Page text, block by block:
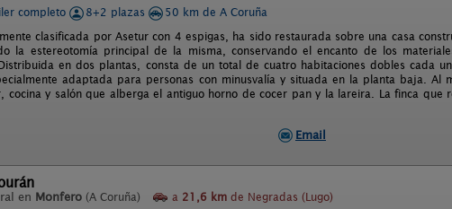
completo
8+2 plazas
50 km de A Coruña
clasificada por Asetur con 4 espigas, ha sido restaurada sobre una casa
la estereotomía principal de la misma, conservando el encanto de los
en dos plantas, consta de un total de cuatro habitaciones dobles cada
adaptada para personas con minusvalía y situada en la planta baja. Al
cocina y salón que alberga el antiguo horno de cocer pan y la lareira. La finca que
Email
en Monfero (A Coruña) a 21,6 km de Negradas (Lugo)